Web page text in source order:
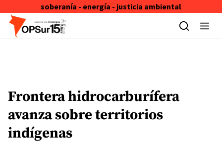
soberanía - energía - justicia ambiental
Skip to content
Frontera hidrocarburífera
avanza sobre territorios
indígenas